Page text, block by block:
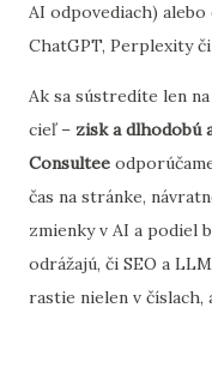
AI odpovediach) alebo
ChatGPT, Perplexity
Ak sa sústredíte len
cieľ – zisk a dlhodobú
Consultee
čas na stránke,
zmienky v AI a podiel
odrážajú, či SEO a
rastie nielen v číslach,